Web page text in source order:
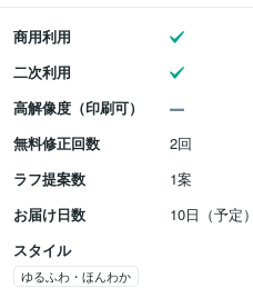
商用利用
二次利用
高解像度（印刷可）
無料修正回数
2回
ラフ提案数
1案
お届け日数
10日（予定）
スタイル
ゆるふわ・ほんわか